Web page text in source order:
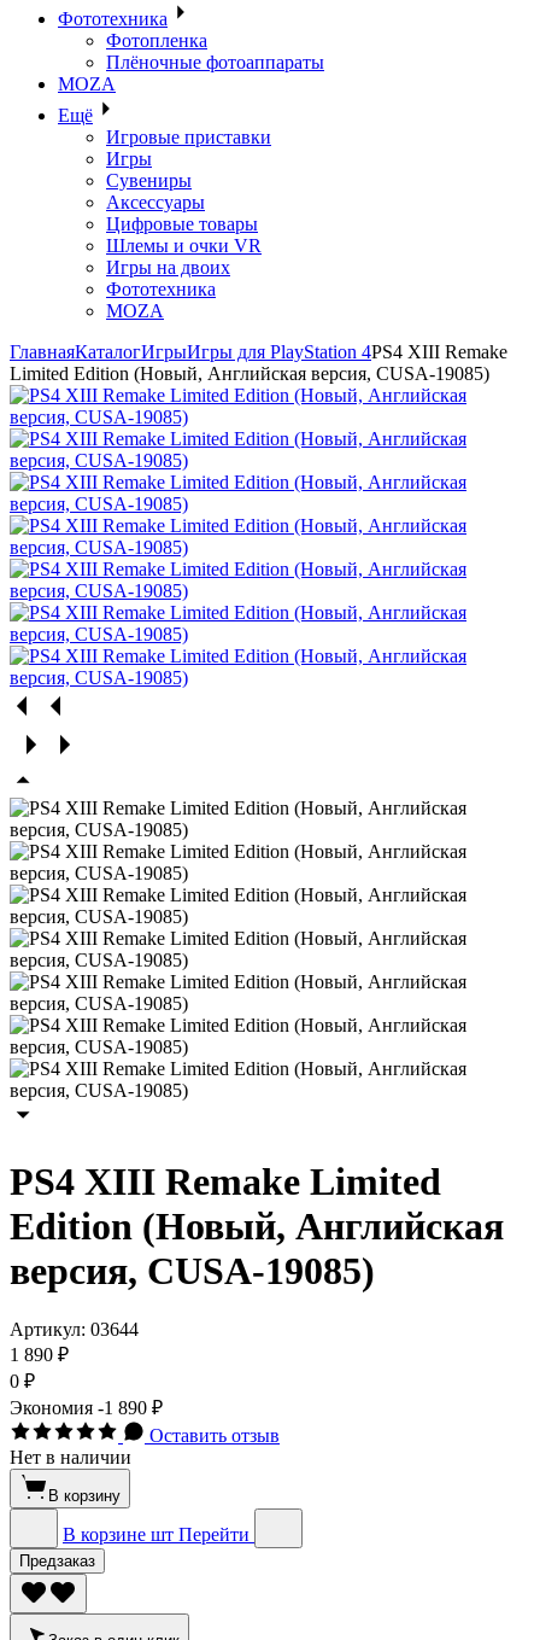
Фототехника
Фотопленка
Плёночные фотоаппараты
MOZA
Ещё
Игровые приставки
Игры
Сувениры
Аксессуары
Цифровые товары
Шлемы и очки VR
Игры на двоих
Фототехника
MOZA
ГлавнаяКаталогИгрыИгры для PlayStation 4PS4 XIII Remake
Limited Edition (Новый, Английская версия, CUSA-19085)
PS4 XIII Remake Limited
Edition (Новый, Английская
версия, CUSA-19085)
Артикул: 03644
1 890 ₽
0 ₽
Экономия -1 890 ₽
Оставить отзыв
Нет в наличии
В корзину
В корзине шт Перейти
Предзаказ